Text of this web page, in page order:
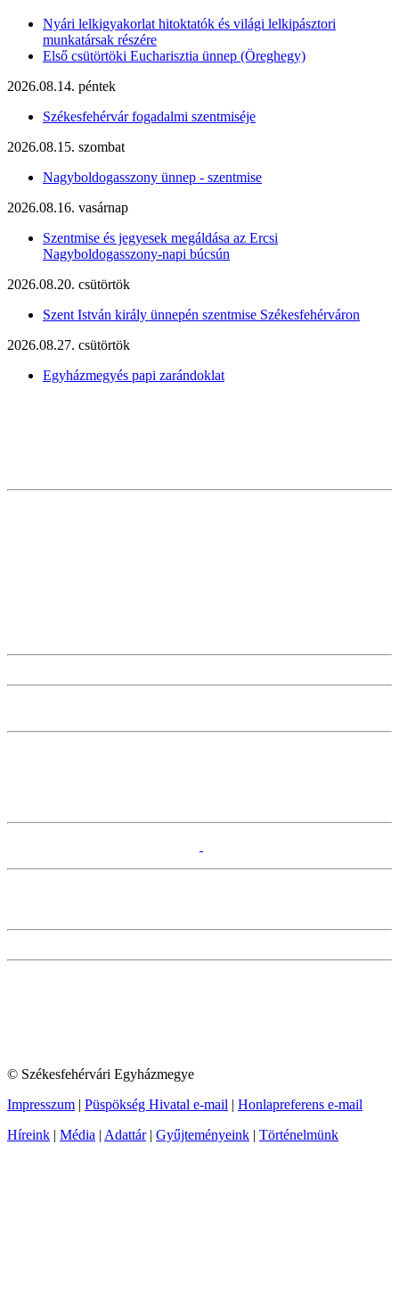
Nyári lelkigyakorlat hitoktatók és világi lelkipásztori
munkatársak részére
Első csütörtöki Eucharisztia ünnep (Öreghegy)
2026.08.14. péntek
Székesfehérvár fogadalmi szentmiséje
2026.08.15. szombat
Nagyboldogasszony ünnep - szentmise
2026.08.16. vasárnap
Szentmise és jegyesek megáldása az Ercsi
Nagyboldogasszony-napi búcsún
2026.08.20. csütörtök
Szent István király ünnepén szentmise Székesfehérváron
2026.08.27. csütörtök
Egyházmegyés papi zarándoklat
© Székesfehérvári Egyházmegye
Impresszum | Püspökség Hivatal e-mail | Honlapreferens e-mail
Híreink | Média | Adattár| Gyűjteményeink | Történelmünk